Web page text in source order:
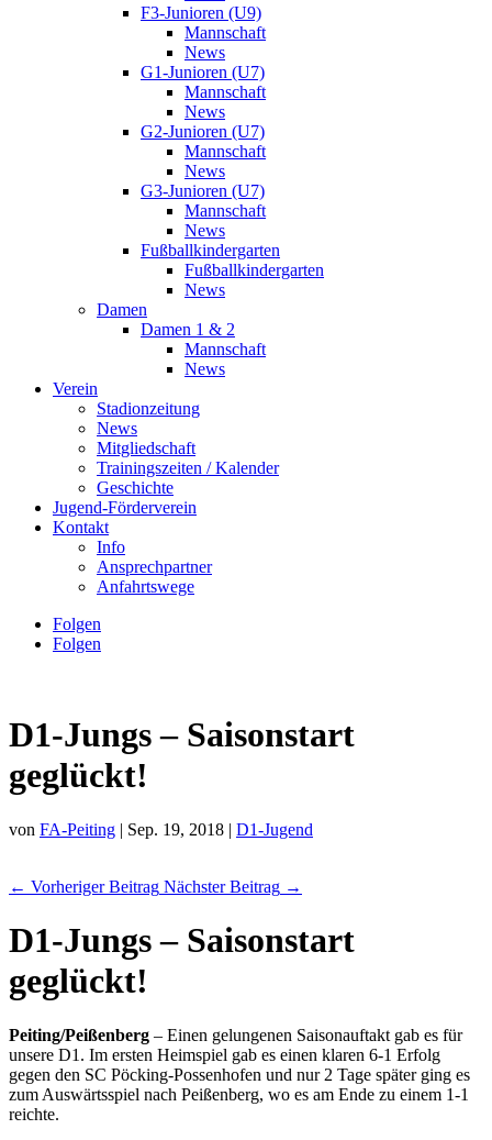
F3-Junioren (U9)
Mannschaft
News
G1-Junioren (U7)
Mannschaft
News
G2-Junioren (U7)
Mannschaft
News
G3-Junioren (U7)
Mannschaft
News
Fußballkindergarten
Fußballkindergarten
News
Damen
Damen 1 & 2
Mannschaft
News
Verein
Stadionzeitung
News
Mitgliedschaft
Trainingszeiten / Kalender
Geschichte
Jugend-Förderverein
Kontakt
Info
Ansprechpartner
Anfahrtswege
Folgen
Folgen
D1-Jungs – Saisonstart
geglückt!
von FA-Peiting | Sep. 19, 2018 | D1-Jugend
← Vorheriger Beitrag Nächster Beitrag →
D1-Jungs – Saisonstart
geglückt!
Peiting/Peißenberg – Einen gelungenen Saisonauftakt gab es für
unsere D1. Im ersten Heimspiel gab es einen klaren 6-1 Erfolg
gegen den SC Pöcking-Possenhofen und nur 2 Tage später ging es
zum Auswärtsspiel nach Peißenberg, wo es am Ende zu einem 1-1
reichte.